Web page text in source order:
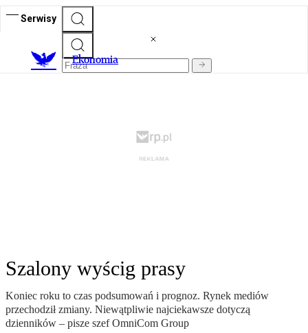
Serwisy
Ekonomia
Szalony wyścig prasy
Koniec roku to czas podsumowań i prognoz. Rynek mediów
przechodził zmiany. Niewątpliwie najciekawsze dotyczą
dzienników – pisze szef OmniCom Group